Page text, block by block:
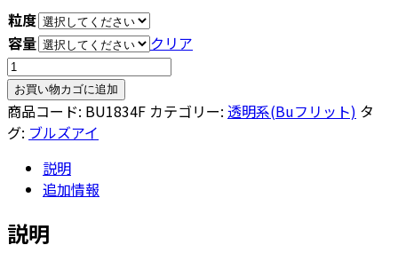
帯:
¥6,314
¥7,634
粒度
容量
クリア
ブ
ル
ズ
ア
ト/
お買い物カゴに追加
商品コード: BU1834F カテゴリー: 透明系(Buフリット) タ
グ: ブルズアイ
説明
追加情報
説明